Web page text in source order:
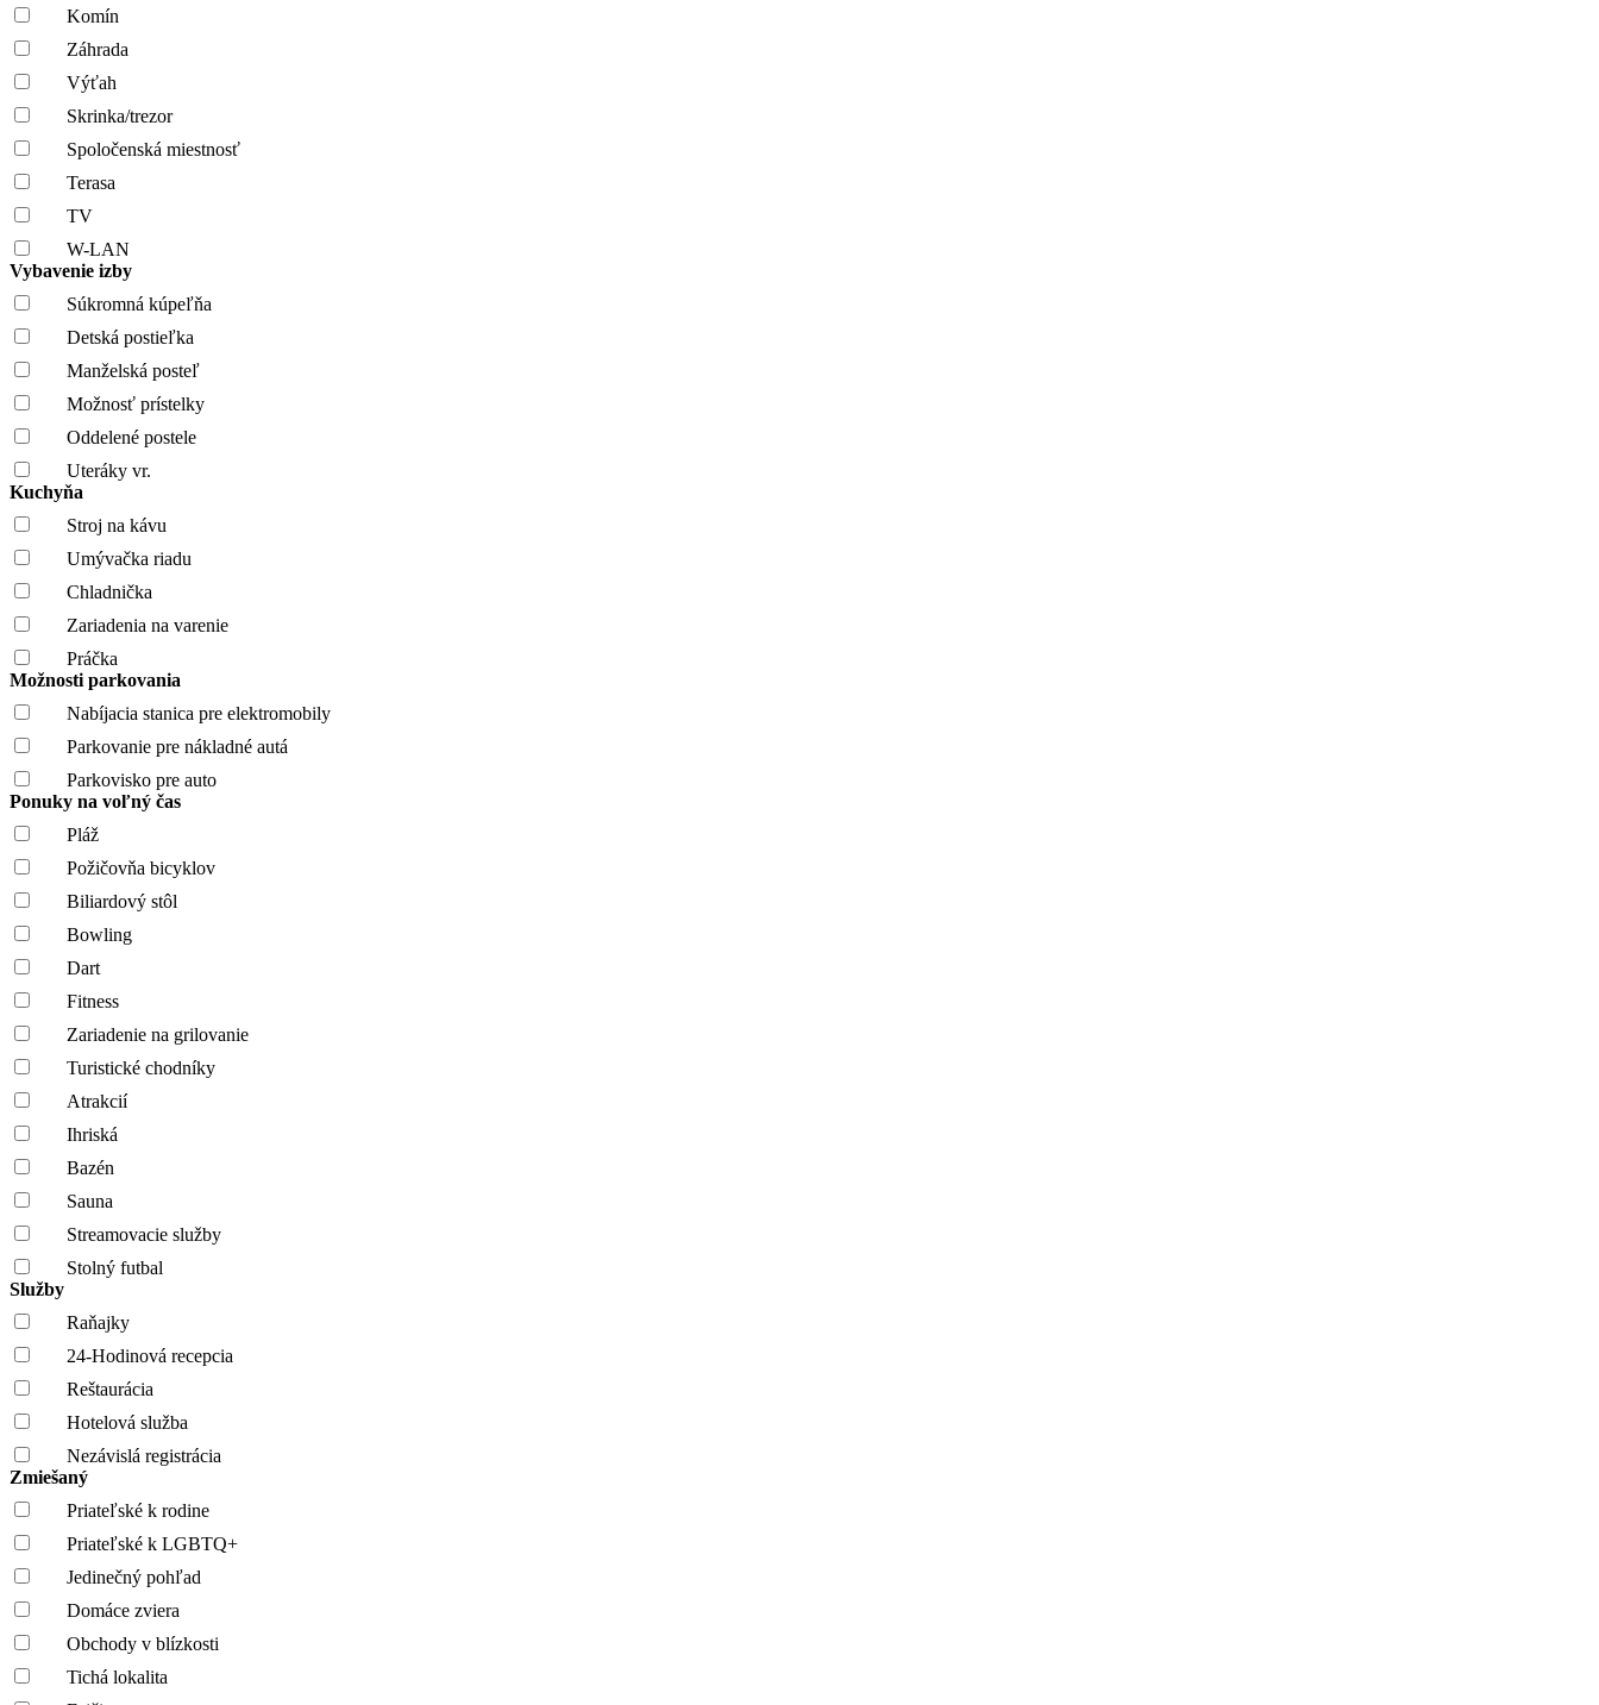
Komín
Záhrada
Výťah
Skrinka/trezor
Spoločenská miestnosť
Terasa
TV
W-LAN
Vybavenie izby
Súkromná kúpeľňa
Detská postieľka
Manželská posteľ
Možnosť prístelky
Oddelené postele
Uteráky vr.
Kuchyňa
Stroj na kávu
Umývačka riadu
Chladnička
Zariadenia na varenie
Práčka
Možnosti parkovania
Nabíjacia stanica pre elektromobily
Parkovanie pre nákladné autá
Parkovisko pre auto
Ponuky na voľný čas
Pláž
Požičovňa bicyklov
Biliardový stôl
Bowling
Dart
Fitness
Zariadenie na grilovanie
Turistické chodníky
Atrakcií
Ihriská
Bazén
Sauna
Streamovacie služby
Stolný futbal
Služby
Raňajky
24-Hodinová recepcia
Reštaurácia
Hotelová služba
Nezávislá registrácia
Zmiešaný
Priateľské k rodine
Priateľské k LGBTQ+
Jedinečný pohľad
Domáce zviera
Obchody v blízkosti
Tichá lokalita